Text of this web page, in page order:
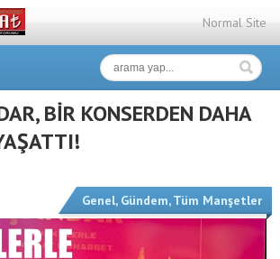
Normal Site
BİR KONSERDEN DAHA
Genel, Gündem,Tüm Manşetler